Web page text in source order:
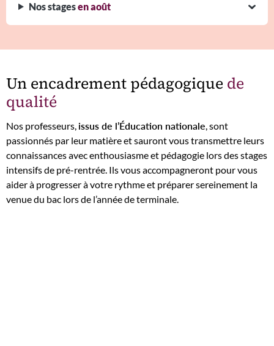
Nos stagesenaoût
Un encadrement pédagogique de
qualité
Nos professeurs, issus de l’Éducation nationale , sont
passionnés par leur matière et sauront vous transmettre leurs
connaissances avec enthousiasme et pédagogie lors des stages
intensifs de pré-rentrée. Ils vous accompagneront pour vous
aider à progresser à votre rythme et préparer sereinement la
venue du bac lors de l’année de terminale.